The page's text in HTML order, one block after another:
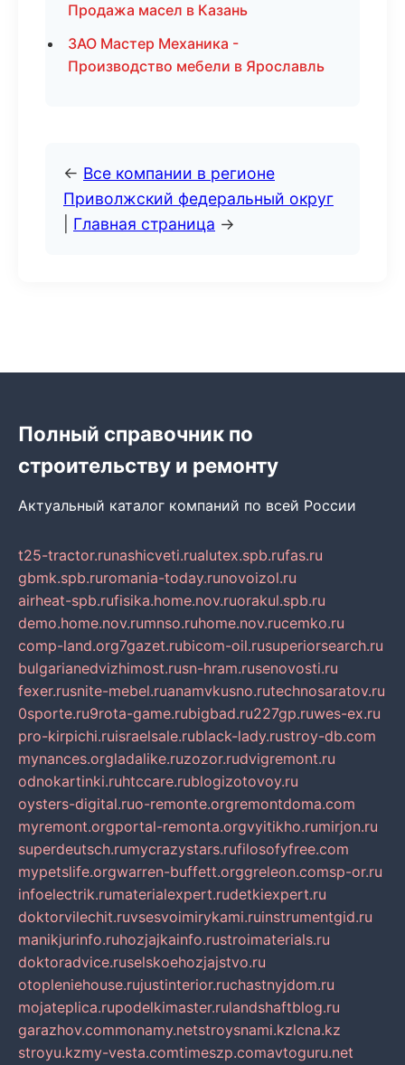
Продажа масел в Казань
ЗАО Мастер Механика -
Производство мебели в Ярославль
← Все компании в регионе
Приволжский федеральный округ
Главная страница →
Полный справочник по
строительству и ремонту
Актуальный каталог компаний по всей России
t25-tractor.runashicveti.rualutex.spb.rufas.ru
gbmk.spb.ruromania-today.runovoizol.ru
airheat-spb.rufisika.home.nov.ruorakul.spb.ru
demo.home.nov.rumnso.ruhome.nov.rucemko.ru
comp-land.org7gazet.rubicom-oil.rusuperiorsearch.ru
bulgarianedvizhimost.rusn-hram.rusenovosti.ru
fexer.rusnite-mebel.ruanamvkusno.rutechnosaratov.ru
0sporte.ru9rota-game.rubigbad.ru227gp.ruwes-ex.ru
pro-kirpichi.ruisraelsale.rublack-lady.rustroy-db.com
mynances.orgladalike.ruzozor.rudvigremont.ru
odnokartinki.ruhtccare.rublogizotovoy.ru
oysters-digital.ruo-remonte.orgremontdoma.com
myremont.orgportal-remonta.orgvyitikho.rumirjon.ru
superdeutsch.rumycrazystars.rufilosofyfree.com
mypetslife.orgwarren-buffett.orggreleon.comsp-or.ru
infoelectrik.rumaterialexpert.rudetkiexpert.ru
doktorvilechit.ruvsesvoimirykami.ruinstrumentgid.ru
manikjurinfo.ruhozjajkainfo.rustroimaterials.ru
doktoradvice.ruselskoehozjajstvo.ru
otopleniehouse.rujustinterior.ruchastnyjdom.ru
mojateplica.rupodelkimaster.rulandshaftblog.ru
garazhov.commonamy.netstroysnami.kzlcna.kz
stroyu.kzmy-vesta.comtimeszp.comavtoguru.net